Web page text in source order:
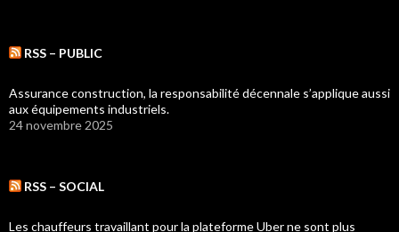
RSS – PUBLIC
Assurance construction, la responsabilité décennale s’applique aussi
aux équipements industriels.
24 novembre 2025
RSS – SOCIAL
Les chauffeurs travaillant pour la plateforme Uber ne sont plus